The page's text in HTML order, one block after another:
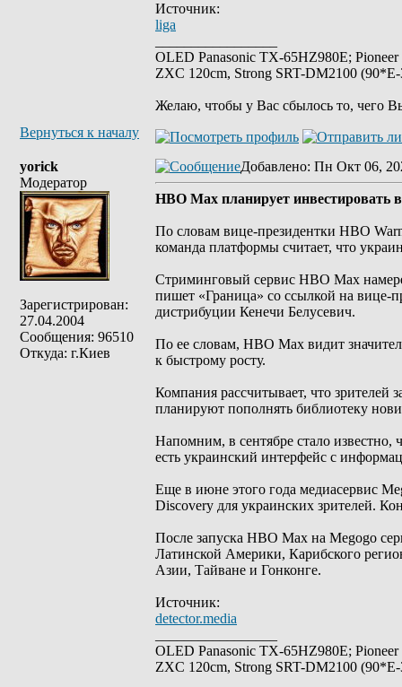
Источник:
liga
OLED Panasonic TX-65HZ980E;
ZXC 120cm, Strong SRT-DM2100
Желаю, чтобы у Вас сбылось то, чего
Вернуться к началу
yorick
Модератор
Зарегистрирован:
27.04.2004
Сообщения: 96510
Откуда: г.Киев
Добавлено: Пн Окт 06,
HBO Max планирует инвестировать
По словам вице-президентки HBO
команда платформы считает, что
Стриминговый сервис HBO Max
пишет «Граница» со ссылкой на вице-
дистрибуции Кенечи Белусевич.
По ее словам, HBO Max видит
к быстрому росту.
Компания рассчитывает, что
планируют пополнять библиотеку
Напомним, в сентябре стало
есть украинский интерфейс с
Еще в июне этого года медиасервис
Discovery для украинских зрителей.
После запуска HBO Max на Megogo
Латинской Америки, Карибского
Азии, Тайване и Гонконге.
Источник:
detector.media
OLED Panasonic TX-65HZ980E;
ZXC 120cm, Strong SRT-DM2100